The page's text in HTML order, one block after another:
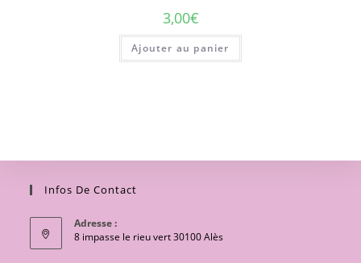
3,00€
Ajouter au panier
Infos De Contact
Adresse :
8 impasse le rieu vert 30100 Alès